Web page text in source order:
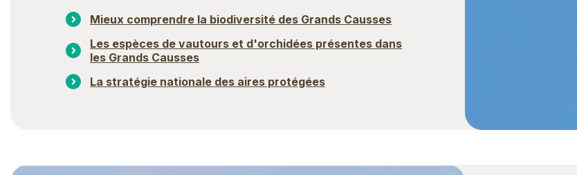
Mieux comprendre la biodiversité des Grands Causses
Les espèces de vautours et d'orchidées présentes dans
les Grands Causses
La stratégie nationale des aires protégées